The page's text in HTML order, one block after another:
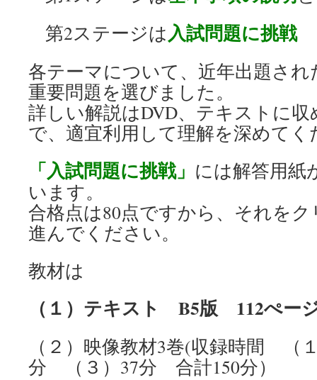
第2ステージは入試問題に挑戦
各テーマについて、近年出題さ
重要問題を選びました。
詳しい解説はDVD、テキストに
で、適宜利用して理解を深めてく
「入試問題に挑戦」 には解答用紙
います。
合格点は80点ですから、それを
進んでください。
教材は
（１）テキスト B5版 112ぺー
（２）映像教材3巻(収録時間 （
分 （３）37分 合計150分）